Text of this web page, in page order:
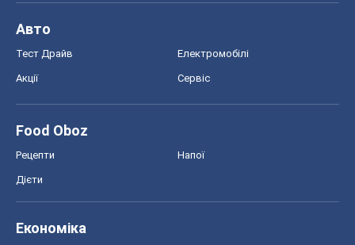
Авто
Тест Драйв Електромобілі
Акції Сервіс
Food Oboz
Рецепти Напої
Дієти
Економіка